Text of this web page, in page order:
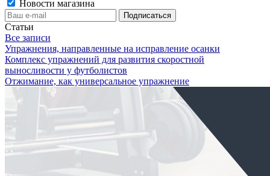
Новости магазина
Статьи
Все записи
Упражнения, направленные на исправление осанки
Комплекс упражнений для развития скоростной
выносливости у футболистов
Отжимание, как универсальное упражнение